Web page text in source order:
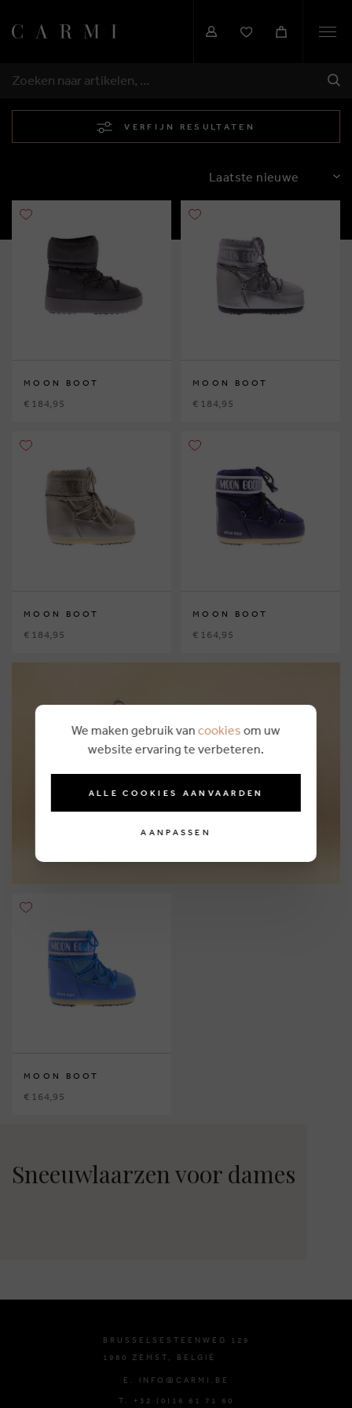
ZOEKEN
VERFIJN RESULTATEN
SORTEREN
MOON BOOT
€ 184,95
MOON BOOT
€ 184,95
MOON BOOT
€ 184,95
MOON BOOT
€ 164,95
Personal shopping
MEER INFO
MOON BOOT
€ 164,95
Sneeuwlaarzen voor dames
BRUSSELSESTEENWEG 129
1980 ZEMST, BELGIË
E. INFO@CARMI.BE
T. +32 (0)16 61 71 60
We maken gebruik van cookies om uw
website ervaring te verbeteren.
ALLE COOKIES AANVAARDEN
AANPASSEN